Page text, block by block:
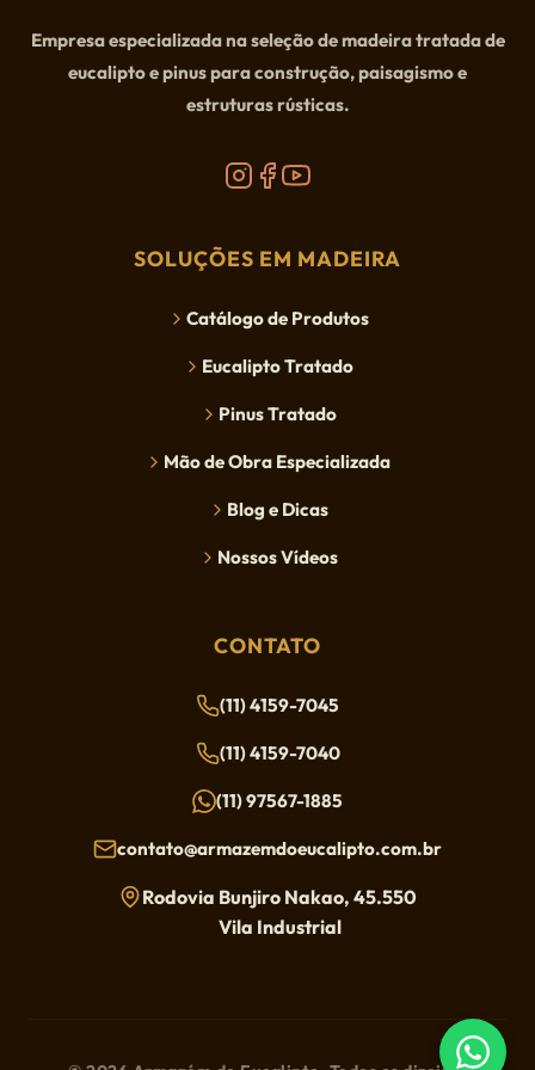
Empresa especializada na seleção de madeira tratada de
eucalipto e pinus para construção, paisagismo e
estruturas rústicas.
SOLUÇÕES EM MADEIRA
Catálogo de Produtos
Eucalipto Tratado
Pinus Tratado
Mão de Obra Especializada
Blog e Dicas
Nossos Vídeos
CONTATO
(11) 4159-7045
(11) 4159-7040
(11) 97567-1885
contato@armazemdoeucalipto.com.br
Rodovia Bunjiro Nakao, 45.550
Vila Industrial